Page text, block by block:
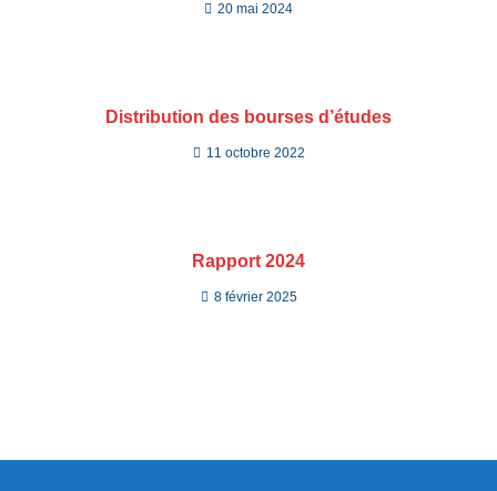
20 mai 2024
Distribution des bourses d’études
11 octobre 2022
Rapport 2024
8 février 2025